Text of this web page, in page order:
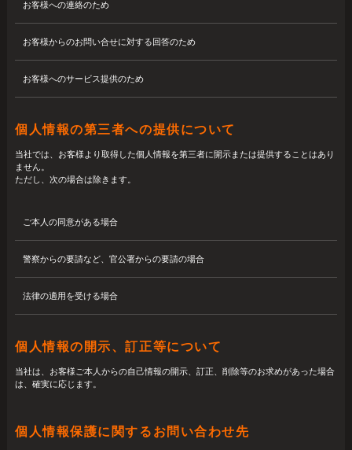
お客様への連絡のため
お客様からのお問い合せに対する回答のため
お客様へのサービス提供のため
個人情報の第三者への提供について
当社では、お客様より取得した個人情報を第三者に開示または提供することはあり
ません。
ただし、次の場合は除きます。
ご本人の同意がある場合
警察からの要請など、官公署からの要請の場合
法律の適用を受ける場合
個人情報の開示、訂正等について
当社は、お客様ご本人からの自己情報の開示、訂正、削除等のお求めがあった場合
は、確実に応じます。
個人情報保護に関するお問い合わせ先